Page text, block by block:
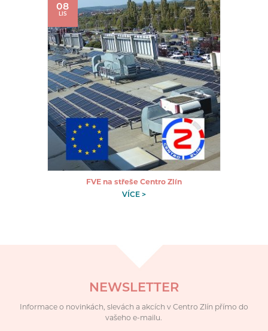
08
LIS
FVE na střeše Centro Zlín
VÍCE >
NEWSLETTER
Informace o novinkách, slevách a akcích v Centro Zlín přímo do
vašeho e-mailu.